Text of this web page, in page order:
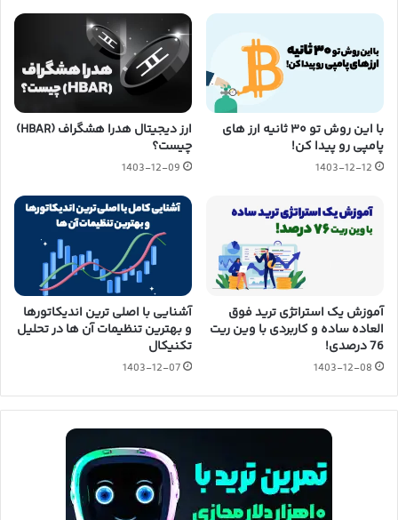
با این روش تو ۳۰ ثانیه ارز های
پامپی رو پیدا کن!
1403-12-12
ارز دیجیتال هدرا هشگراف (HBAR)
چیست؟
1403-12-09
آموزش یک استراتژی ترید فوق
العاده ساده و کاربردی با وین ریت
76 درصدی!
1403-12-08
آشنایی با اصلی ترین اندیکاتورها
و بهترین تنظیمات آن ها در تحلیل
تکنیکال
1403-12-07